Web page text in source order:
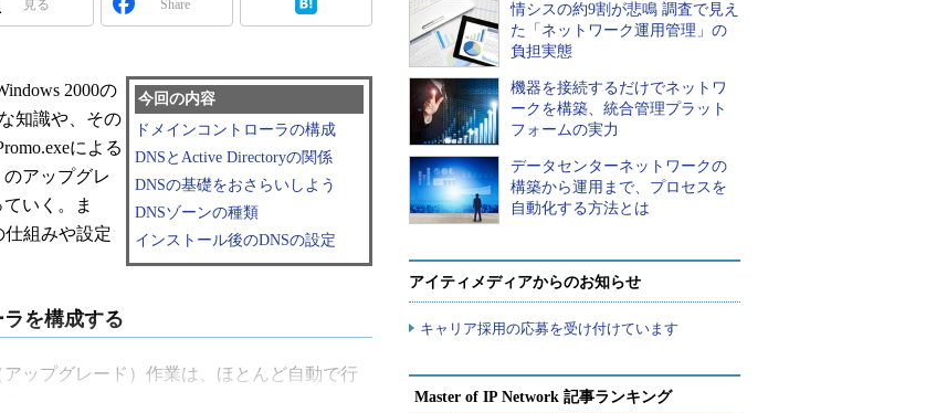
Master of IP Network
Security & Trust
Test & Tools
Insider.NET
ブログ
見る Share
今回の内容
ドメインコントローラの構成
DNSとActive Directoryの関係
DNSの基礎をおさらいしよう
DNSゾーンの種類
インストール後のDNSの設定
2000の
知識や、その
による
アップグレ
いく。ま
組みや設定
を構成する
ップグレード）作業は、ほとんど自動で行
情シスの約9割が悲鳴 調査で見え
た「ネットワーク運用管理」の
負担実態
機器を接続するだけでネットワ
ークを構築、統合管理プラット
フォームの実力
データセンターネットワークの
構築から運用まで、プロセスを
自動化する方法とは
アイティメディアからのお知らせ
キャリア採用の応募を受け付けています
Master of IP Network 記事ランキング